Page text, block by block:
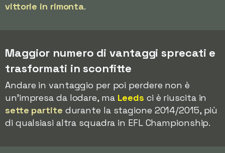
vittorie in rimonta.
Maggior numero di vantaggi sprecati e
trasformati in sconfitte
Andare in vantaggio per poi perdere non è
un'impresa da lodare, ma Leeds ci è riuscita in
sette partite durante la stagione 2014/2015, più
di qualsiasi altra squadra in EFL Championship.